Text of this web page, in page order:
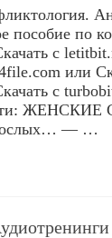
пособие по
с
или
с
— …